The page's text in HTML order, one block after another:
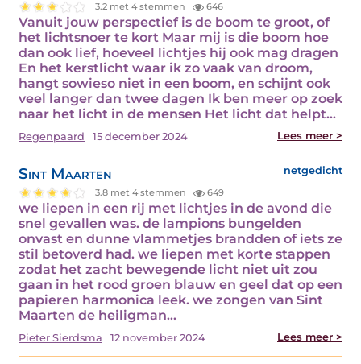
3.2 met 4 stemmen 646
Vanuit jouw perspectief is de boom te groot, of
het lichtsnoer te kort Maar mij is die boom hoe
dan ook lief, hoeveel lichtjes hij ook mag dragen
En het kerstlicht waar ik zo vaak van droom,
hangt sowieso niet in een boom, en schijnt ook
veel langer dan twee dagen Ik ben meer op zoek
naar het licht in de mensen Het licht dat helpt…
Regenpaard 15 december 2024 Lees meer >
Sint Maarten netgedicht
3.8 met 4 stemmen 649
we liepen in een rij met lichtjes in de avond die
snel gevallen was. de lampions bungelden
onvast en dunne vlammetjes brandden of iets ze
stil betoverd had. we liepen met korte stappen
zodat het zacht bewegende licht niet uit zou
gaan in het rood groen blauw en geel dat op een
papieren harmonica leek. we zongen van Sint
Maarten de heiligman…
Pieter Sierdsma 12 november 2024 Lees meer >